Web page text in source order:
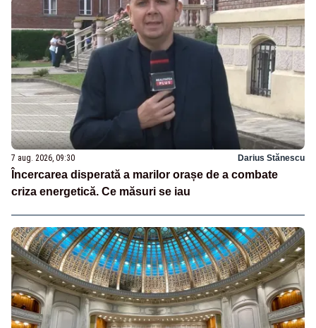
7 aug. 2026, 09:30 Darius Stănescu
Încercarea disperată a marilor orașe de a combate
criza energetică. Ce măsuri se iau